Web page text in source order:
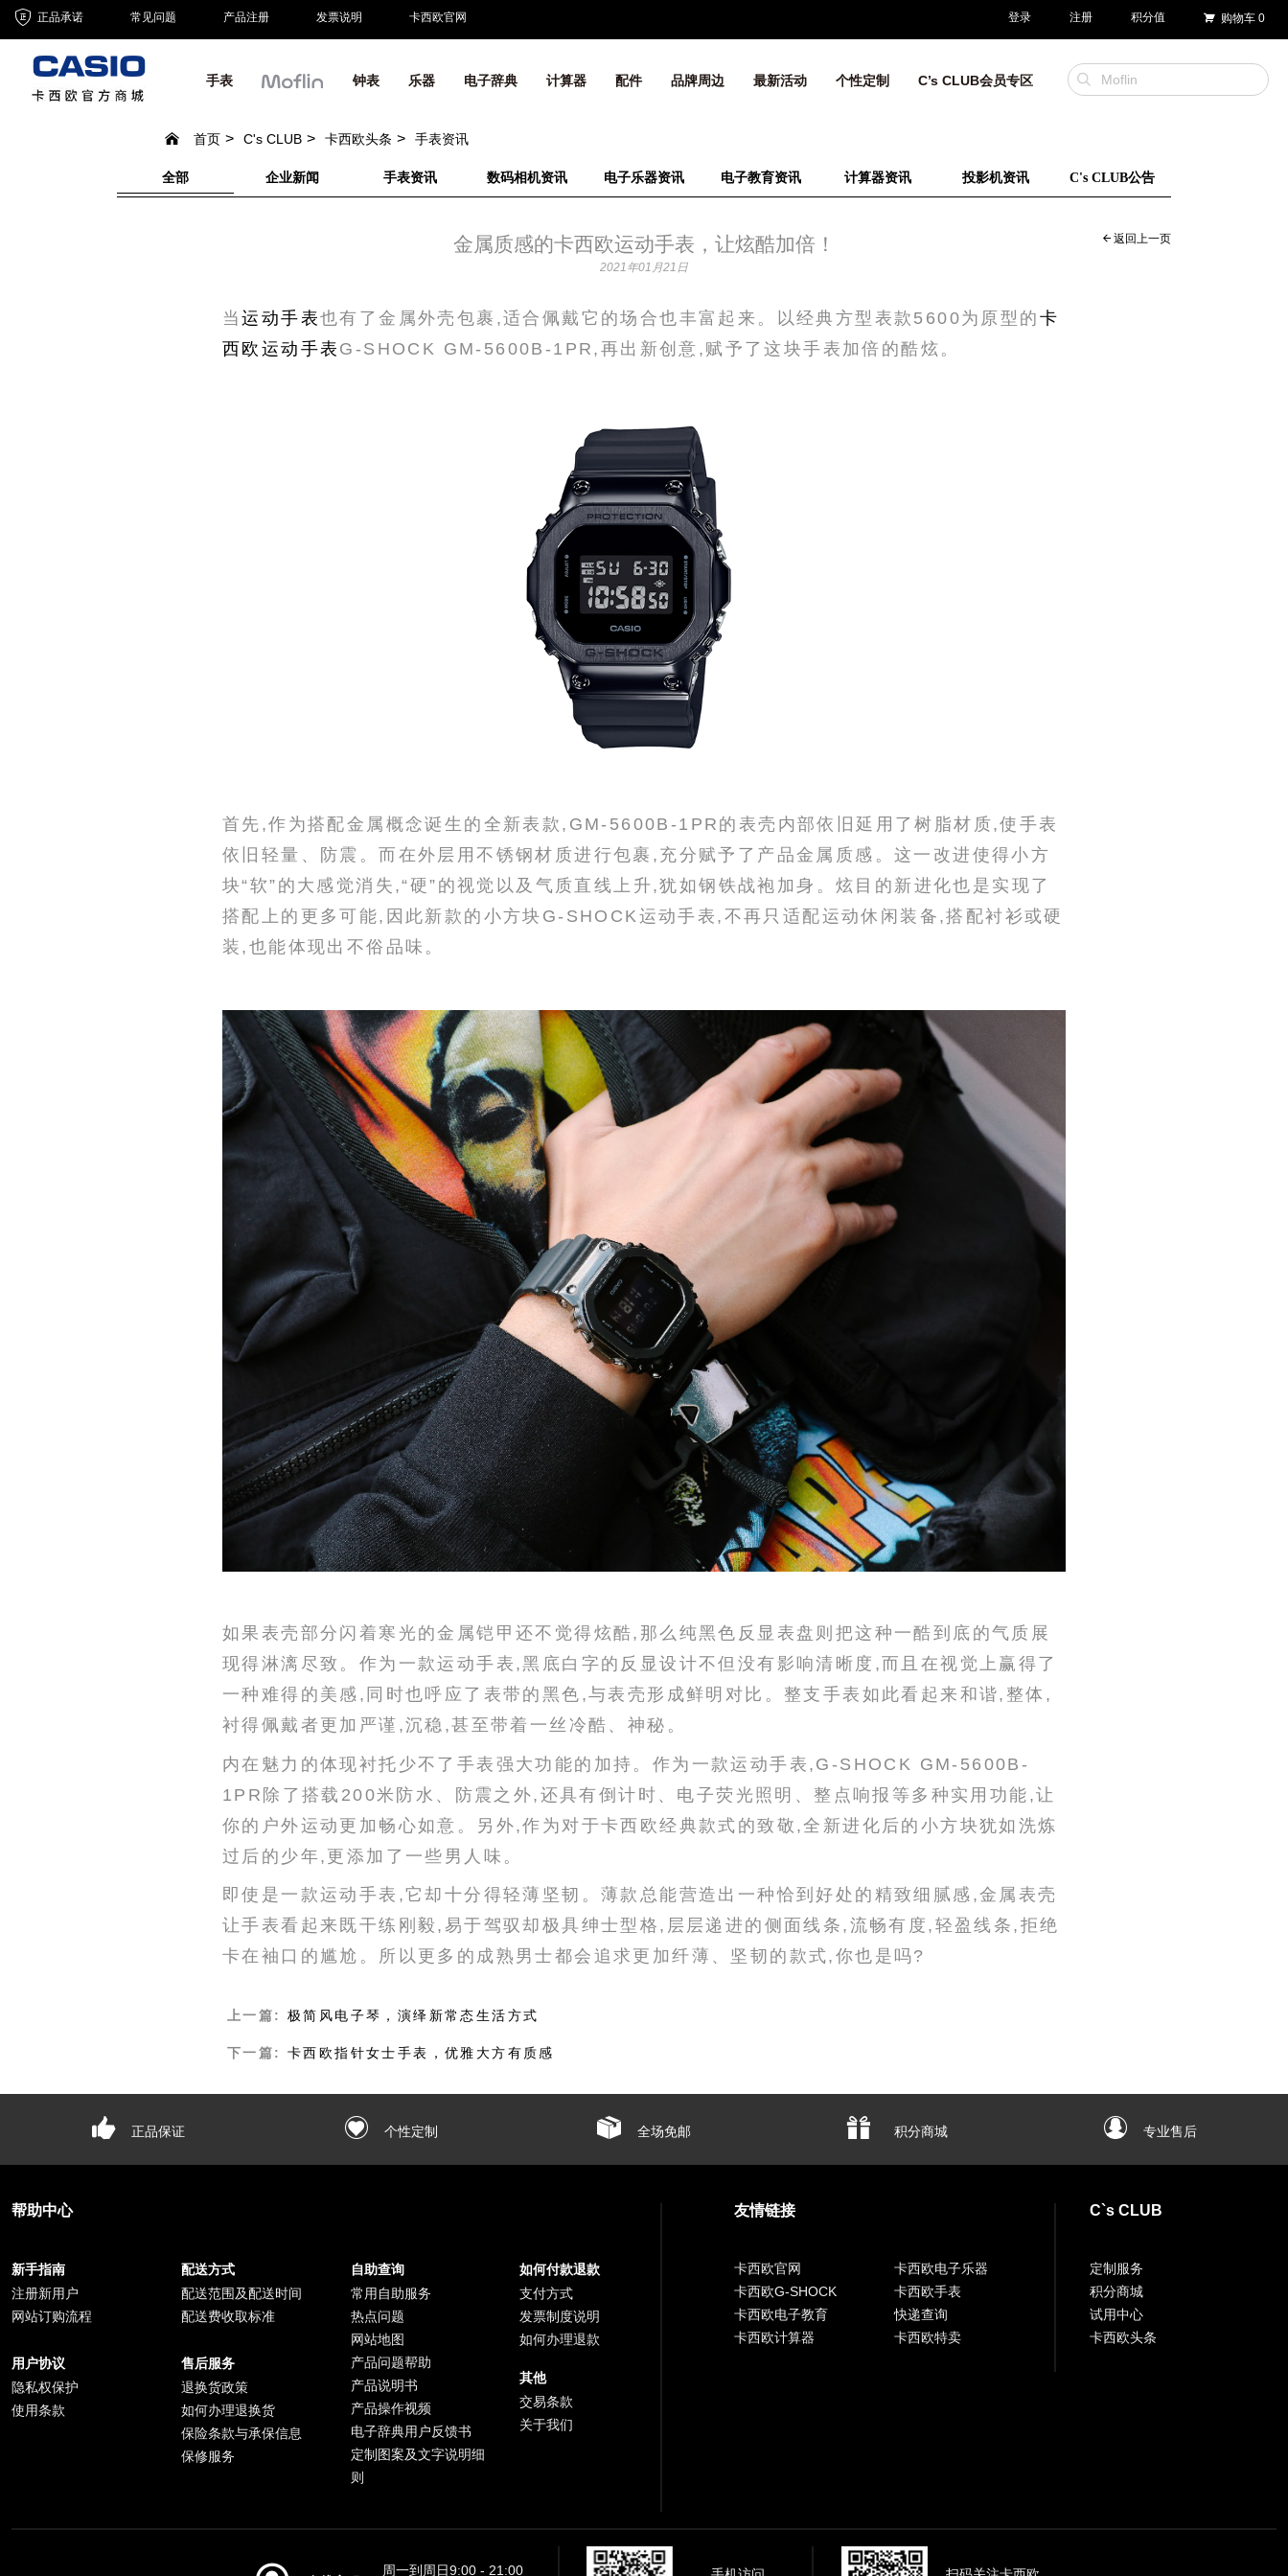
正品承诺 常见问题 产品注册 发票说明 卡西欧官网 登录 注册 积分值 购物车 0
手表 钟表 乐器 电子辞典 计算器 配件 品牌周边 最新活动 个性定制 C’s CLUB会员专区
首页 C's CLUB 卡西欧头条 手表资讯
全部 企业新闻 手表资讯 数码相机资讯 电子乐器资讯 电子教育资讯 计算器资讯 投影机资讯 C's CLUB公告
金属质感的卡西欧运动手表，让炫酷加倍！ 返回上一页
2021年01月21日
当运动手表也有了金属外壳包裹,适合佩戴它的场合也丰富起来。以经典方型表款5600为原型的 卡
西欧运动手表 G-SHOCK GM-5600B-1PR,再出新创意,赋予了这块手表加倍的酷炫。
首先,作为搭配金属概念诞生的全新表款,GM-5600B-1PR的表壳内部依旧延用了树脂材质,使手表
依旧轻量、防震。而在外层用不锈钢材质进行包裹,充分赋予了产品金属质感。这一改进使得小方
块“软”的大感觉消失,“硬”的视觉以及气质直线上升,犹如钢铁战袍加身。炫目的新进化也是实现了
搭配上的更多可能,因此新款的小方块G-SHOCK运动手表,不再只适配运动休闲装备,搭配衬衫或硬
装,也能体现出不俗品味。
如果表壳部分闪着寒光的金属铠甲还不觉得炫酷,那么纯黑色反显表盘则把这种一酷到底的气质展
现得淋漓尽致。作为一款运动手表,黑底白字的反显设计不但没有影响清晰度,而且在视觉上赢得了
一种难得的美感,同时也呼应了表带的黑色,与表壳形成鲜明对比。整支手表如此看起来和谐,整体,
衬得佩戴者更加严谨,沉稳,甚至带着一丝冷酷、神秘。
内在魅力的体现衬托少不了手表强大功能的加持。作为一款运动手表,G-SHOCK GM-5600B-
1PR除了搭载200米防水、防震之外,还具有倒计时、电子荧光照明、整点响报等多种实用功能,让
你的户外运动更加畅心如意。另外,作为对于卡西欧经典款式的致敬,全新进化后的小方块犹如洗炼
过后的少年,更添加了一些男人味。
即使是一款运动手表 ,它却十分得轻薄坚韧。薄款总能营造出一种恰到好处的精致细腻感,金属表壳
让手表看起来既干练刚毅,易于驾驭却极具绅士型格,层层递进的侧面线条,流畅有度,轻盈线条,拒绝
卡在袖口的尴尬。所以更多的成熟男士都会追求更加纤薄、坚韧的款式,你也是吗?
上一篇: 极简风电子琴，演绎新常态生活方式
下一篇: 卡西欧指针女士手表，优雅大方有质感
正品保证 个性定制 全场免邮 积分商城 专业售后
帮助中心
新手指南
注册新用户
网站订购流程
用户协议
隐私权保护
使用条款
配送方式
配送范围及配送时间
配送费收取标准
售后服务
退换货政策
如何办理退换货
保险条款与承保信息
保修服务
自助查询
常用自助服务
热点问题
网站地图
产品问题帮助
产品说明书
产品操作视频
电子辞典用户反馈书
定制图案及文字说明细
则
如何付款退款
支付方式
发票制度说明
如何办理退款
其他
交易条款
关于我们
友情链接
卡西欧官网
卡西欧G-SHOCK
卡西欧电子教育
卡西欧计算器
卡西欧电子乐器
卡西欧手表
快递查询
卡西欧特卖
C`s CLUB
定制服务
积分商城
试用中心
卡西欧头条
周一到周日9:00 - 21:00